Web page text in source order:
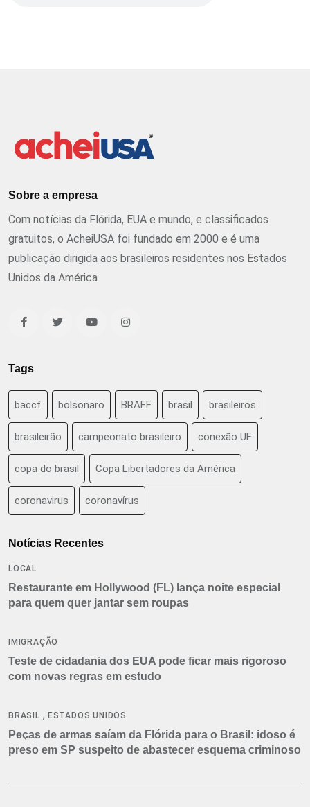
Sobre a empresa
Com notícias da Flórida, EUA e mundo, e classificados
gratuitos, o AcheiUSA foi fundado em 2000 e é uma
publicação dirigida aos brasileiros residentes nos Estados
Unidos da América
Tags
baccf bolsonaro BRAFF brasil brasileiros
brasileirão campeonato brasileiro conexão UF
copa do brasil Copa Libertadores da América
coronavirus coronavírus
Notícias Recentes
LOCAL
Restaurante em Hollywood (FL) lança noite especial
para quem quer jantar sem roupas
IMIGRAÇÃO
Teste de cidadania dos EUA pode ficar mais rigoroso
com novas regras em estudo
BRASIL , ESTADOS UNIDOS
Peças de armas saíam da Flórida para o Brasil: idoso é
preso em SP suspeito de abastecer esquema criminoso